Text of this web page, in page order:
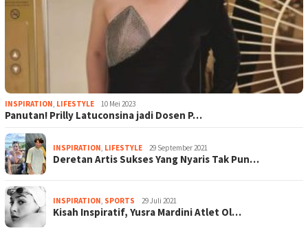
INSPIRATION LIFESTYLE 10 Mei 2023
Panutan! Prilly Latuconsina jadi Dosen P…
INSPIRATION LIFESTYLE 29 September 2021
Deretan Artis Sukses Yang Nyaris Tak Pun…
INSPIRATION SPORTS 29 Juli 2021
Kisah Inspiratif, Yusra Mardini Atlet Ol…